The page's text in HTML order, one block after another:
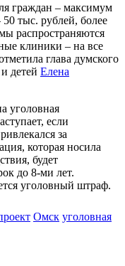
граждан – максимум
тыс. рублей, более
распространяются
клиники – на все
глава думского
детей Елена
уголовная
если
за
которая носила
будет
до 8-ми лет.
уголовный штраф.
Омск уголовная